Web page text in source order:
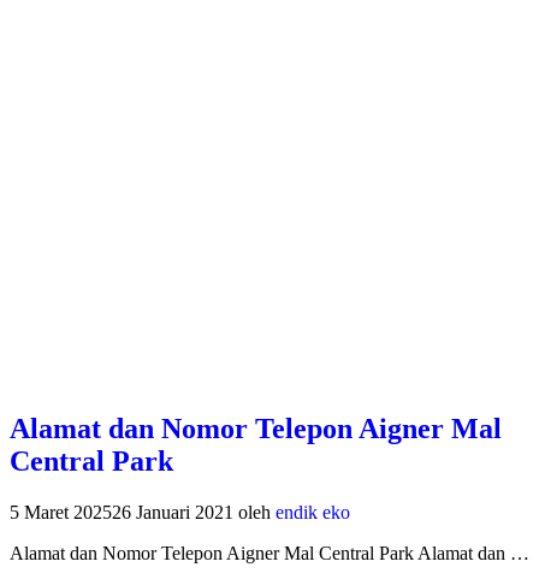
Alamat dan Nomor Telepon Aigner Mal
Central Park
5 Maret 202526 Januari 2021 oleh endik eko
Alamat dan Nomor Telepon Aigner Mal Central Park Alamat dan …